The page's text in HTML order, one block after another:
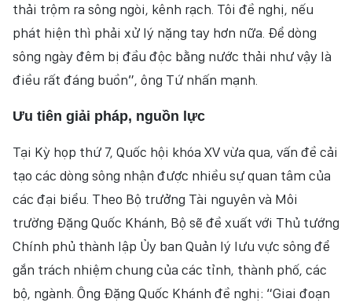
thải trộm ra sông ngòi, kênh rạch. Tôi đề nghị, nếu
phát hiện thì phải xử lý nặng tay hơn nữa. Để dòng
sông ngày đêm bị đầu độc bằng nước thải như vậy là
điều rất đáng buồn”, ông Tứ nhấn mạnh.
Ưu tiên giải pháp, nguồn lực
Tại Kỳ họp thứ 7, Quốc hội khóa XV vừa qua, vấn đề cải
tạo các dòng sông nhận được nhiều sự quan tâm của
các đại biểu. Theo Bộ trưởng Tài nguyên và Môi
trường Đặng Quốc Khánh, Bộ sẽ đề xuất với Thủ tướng
Chính phủ thành lập Ủy ban Quản lý lưu vực sông để
gắn trách nhiệm chung của các tỉnh, thành phố, các
bộ, ngành. Ông Đặng Quốc Khánh đề nghị: “Giai đoạn